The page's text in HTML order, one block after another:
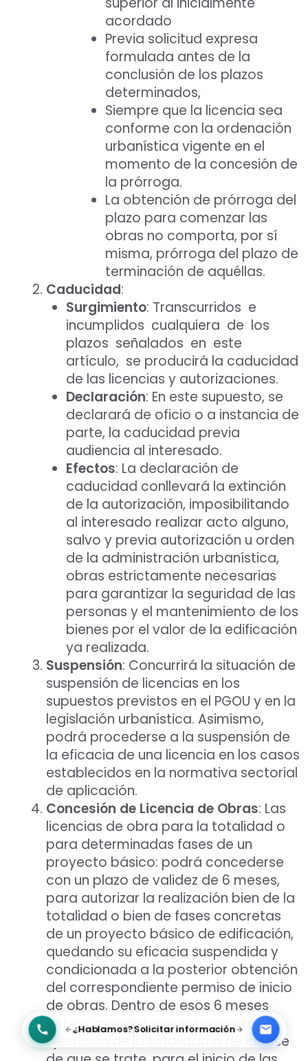
acordado
Previa solicitud expresa
formulada antes de la
conclusión de los plazos
determinados,
Siempre que la licencia sea
conforme con la ordenación
urbanística vigente en el
momento de la concesión de
la prórroga.
La obtención de prórroga del
plazo para comenzar las
obras no comporta, por sí
misma, prórroga del plazo de
terminación de aquéllas.
Caducidad:
Surgimiento: Transcurridos e
incumplidos cualquiera de los
plazos señalados en este
artículo, se producirá la caducidad
de las licencias y autorizaciones.
Declaración: En este supuesto, se
declarará de oficio o a instancia de
parte, la caducidad previa
audiencia al interesado.
Efectos: La declaración de
caducidad conllevará la extinción
de la autorización, imposibilitando
al interesado realizar acto alguno,
salvo y previa autorización u orden
de la administración urbanística,
obras estrictamente necesarias
para garantizar la seguridad de las
personas y el mantenimiento de los
bienes por el valor de la edificación
ya realizada.
Suspensión: Concurrirá la situación de
suspensión de licencias en los
supuestos previstos en el PGOU y en la
legislación urbanística. Asimismo,
podrá procederse a la suspensión de
la eficacia de una licencia en los casos
establecidos en la normativa sectorial
de aplicación.
Concesión de Licencia de Obras: Las
licencias de obra para la totalidad o
para determinadas fases de un
proyecto básico: podrá concederse
con un plazo de validez de 6 meses,
para autorizar la realización bien de la
totalidad o bien de fases concretas
de un proyecto básico de edificación,
quedando su eficacia suspendida y
condicionada a la posterior obtención
del correspondiente permiso de inicio
de obras. Dentro de esos 6 meses
deberá presentarse el proyecto de
ejecución de la totalidad o de la fase
¿Hablamos?Solicitar información